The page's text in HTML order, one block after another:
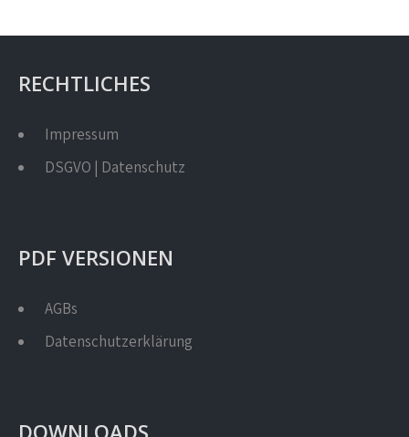
RECHTLICHES
Impressum
DSGVO | Datenschutz
PDF VERSIONEN
AGBs
Datenschutzerklärung